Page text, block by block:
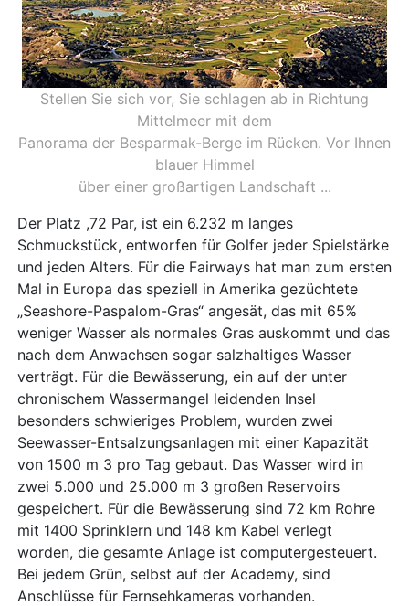
Stellen Sie sich vor, Sie schlagen ab in Richtung
Mittelmeer mit dem
Panorama der Besparmak-Berge im Rücken. Vor Ihnen
blauer Himmel
über einer großartigen Landschaft ...
Der Platz ,72 Par, ist ein 6.232 m langes
Schmuckstück, entworfen für Golfer jeder Spielstärke
und jeden Alters. Für die Fairways hat man zum ersten
Mal in Europa das speziell in Amerika gezüchtete
„Seashore-Paspalom-Gras“ angesät, das mit 65%
weniger Wasser als normales Gras auskommt und das
nach dem Anwachsen sogar salzhaltiges Wasser
verträgt. Für die Bewässerung, ein auf der unter
chronischem Wassermangel leidenden Insel
besonders schwieriges Problem, wurden zwei
Seewasser-Entsalzungsanlagen mit einer Kapazität
von 1500 m 3 pro Tag gebaut. Das Wasser wird in
zwei 5.000 und 25.000 m 3 großen Reservoirs
gespeichert. Für die Bewässerung sind 72 km Rohre
mit 1400 Sprinklern und 148 km Kabel verlegt
worden, die gesamte Anlage ist computergesteuert.
Bei jedem Grün, selbst auf der Academy, sind
Anschlüsse für Fernsehkameras vorhanden.